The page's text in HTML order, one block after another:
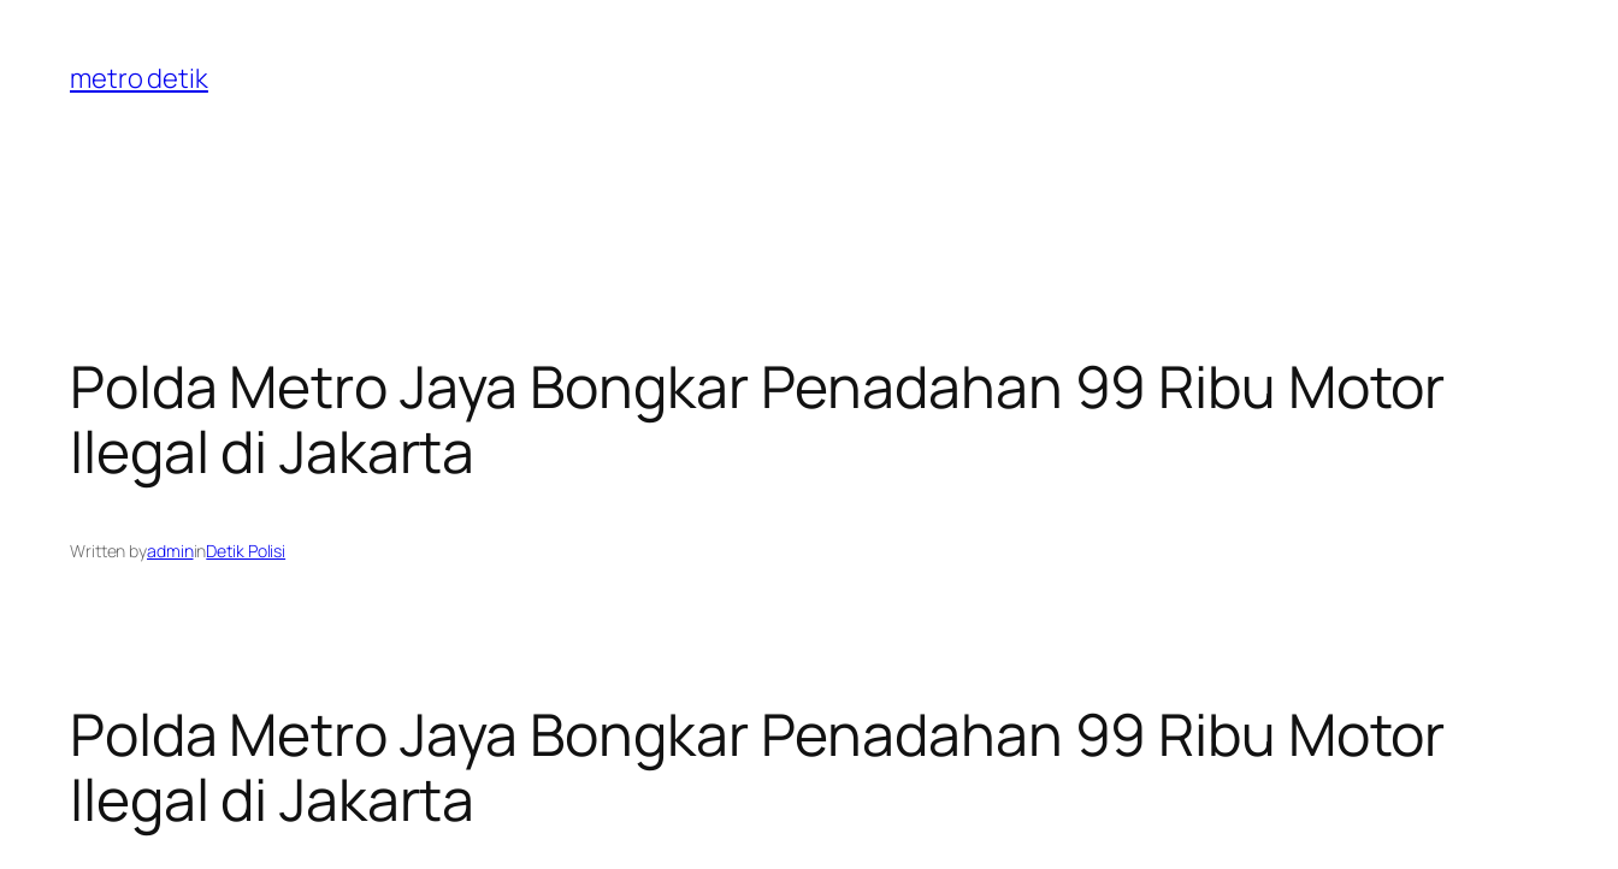
content
metro detik
Polda Metro Jaya Bongkar Penadahan 99 Ribu Motor
Ilegal di Jakarta
Written byadmininDetik Polisi
Polda Metro Jaya Bongkar Penadahan 99 Ribu Motor
Ilegal di Jakarta